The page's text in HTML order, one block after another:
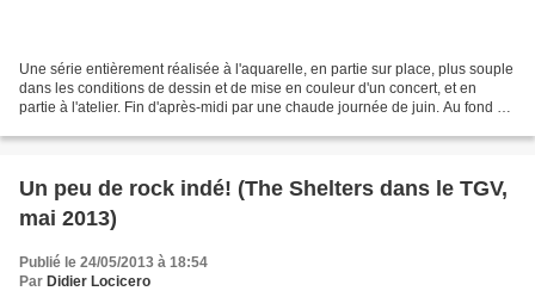
Une série entièrement réalisée à l'aquarelle, en partie sur place, plus souple
dans les conditions de dessin et de mise en couleur d'un concert, et en
partie à l'atelier. Fin d'après-midi par une chaude journée de juin. Au fond de
Un peu de rock indé! (The Shelters dans le TGV,
mai 2013)
Publié le 24/05/2013 à 18:54
Par Didier Locicero